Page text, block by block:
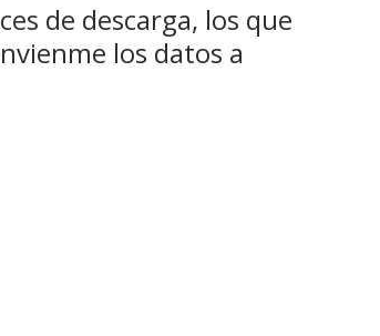
de descarga, los que
los datos a